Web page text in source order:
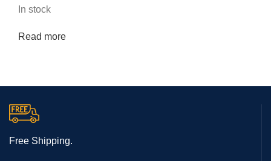
In stock
Read more
Free Shipping.